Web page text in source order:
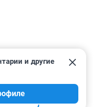
и другие